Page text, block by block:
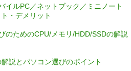
イルPC／ネットブック／ミニノート
・デメリット
のためのCPU/メモリ/HDD/SSDの解説
説とパソコン選びのポイント